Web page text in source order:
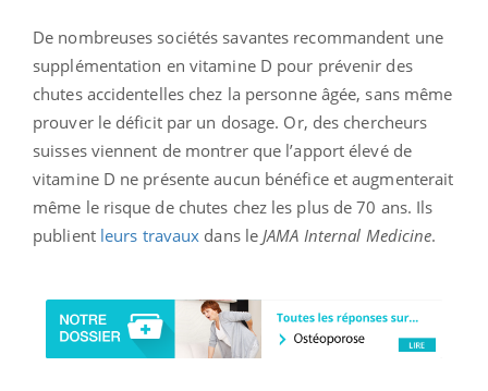
De nombreuses sociétés savantes recommandent une
supplémentation en vitamine D pour prévenir des
chutes accidentelles chez la personne âgée, sans même
prouver le déficit par un dosage. Or, des chercheurs
suisses viennent de montrer que l’apport élevé de
vitamine D ne présente aucun bénéfice et augmenterait
même le risque de chutes chez les plus de 70 ans. Ils
publient leurs travaux dans leJAMA Internal Medicine.